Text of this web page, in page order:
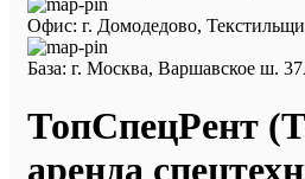
Офис: г. Домодедово,
База: г. Москва, Варшавское ш.
ТопСпецРент
аренда